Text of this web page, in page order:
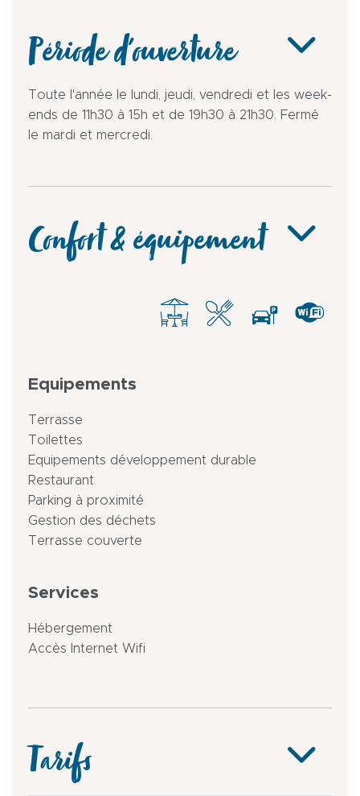
Période d'ouverture
Toute l'année le lundi, jeudi, vendredi et les week-
ends de 11h30 à 15h et de 19h30 à 21h30. Fermé
le mardi et mercredi.
Confort & équipement
Equipements
Terrasse
Toilettes
Equipements développement durable
Restaurant
Parking à proximité
Gestion des déchets
Terrasse couverte
Services
Hébergement
Accès Internet Wifi
Tarifs